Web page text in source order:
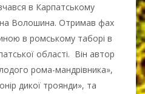
в Карпатському
Волошина. Отримав фах
в ромському таборі в
області. Він автор
рома-мандрівника»,
дикої троянди», та